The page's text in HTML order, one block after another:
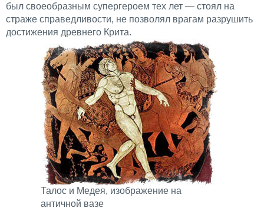
был своеобразным супергероем тех лет — стоял на
страже справедливости, не позволял врагам разрушить
достижения древнего Крита.
Талос и Медея, изображение на
античной вазе